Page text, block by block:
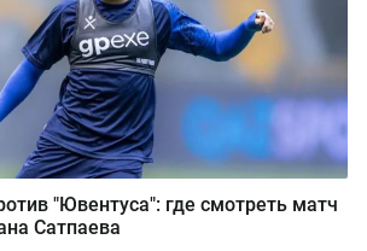
"Ювентуса": где смотреть матч
Сатпаева